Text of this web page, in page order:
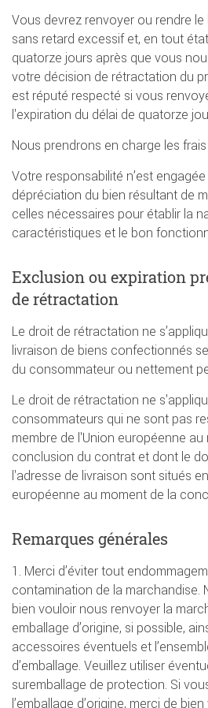
Vous devrez renvoyer ou rendre le
sans retard excessif et, en tout
quatorze jours après que vous
votre décision de rétractation du
est réputé respecté si vous
l'expiration du délai de quatorze
Nous prendrons en charge les
Votre responsabilité n’est engagée
dépréciation du bien résultant de
celles nécessaires pour établir la
caractéristiques et le bon
Exclusion ou expiration
de rétractation
Le droit de rétractation ne
livraison de biens confectionnés
du consommateur ou nettement
Le droit de rétractation ne
consommateurs qui ne sont pas
membre de l'Union européenne au
conclusion du contrat et dont le
l'adresse de livraison sont situés
européenne au moment de la
Remarques générales
1. Merci d’éviter tout
contamination de la marchandise.
bien vouloir nous renvoyer la
emballage d’origine, si possible,
accessoires éventuels et
d’emballage. Veuillez utiliser
suremballage de protection. Si
l’emballage d’origine, merci de